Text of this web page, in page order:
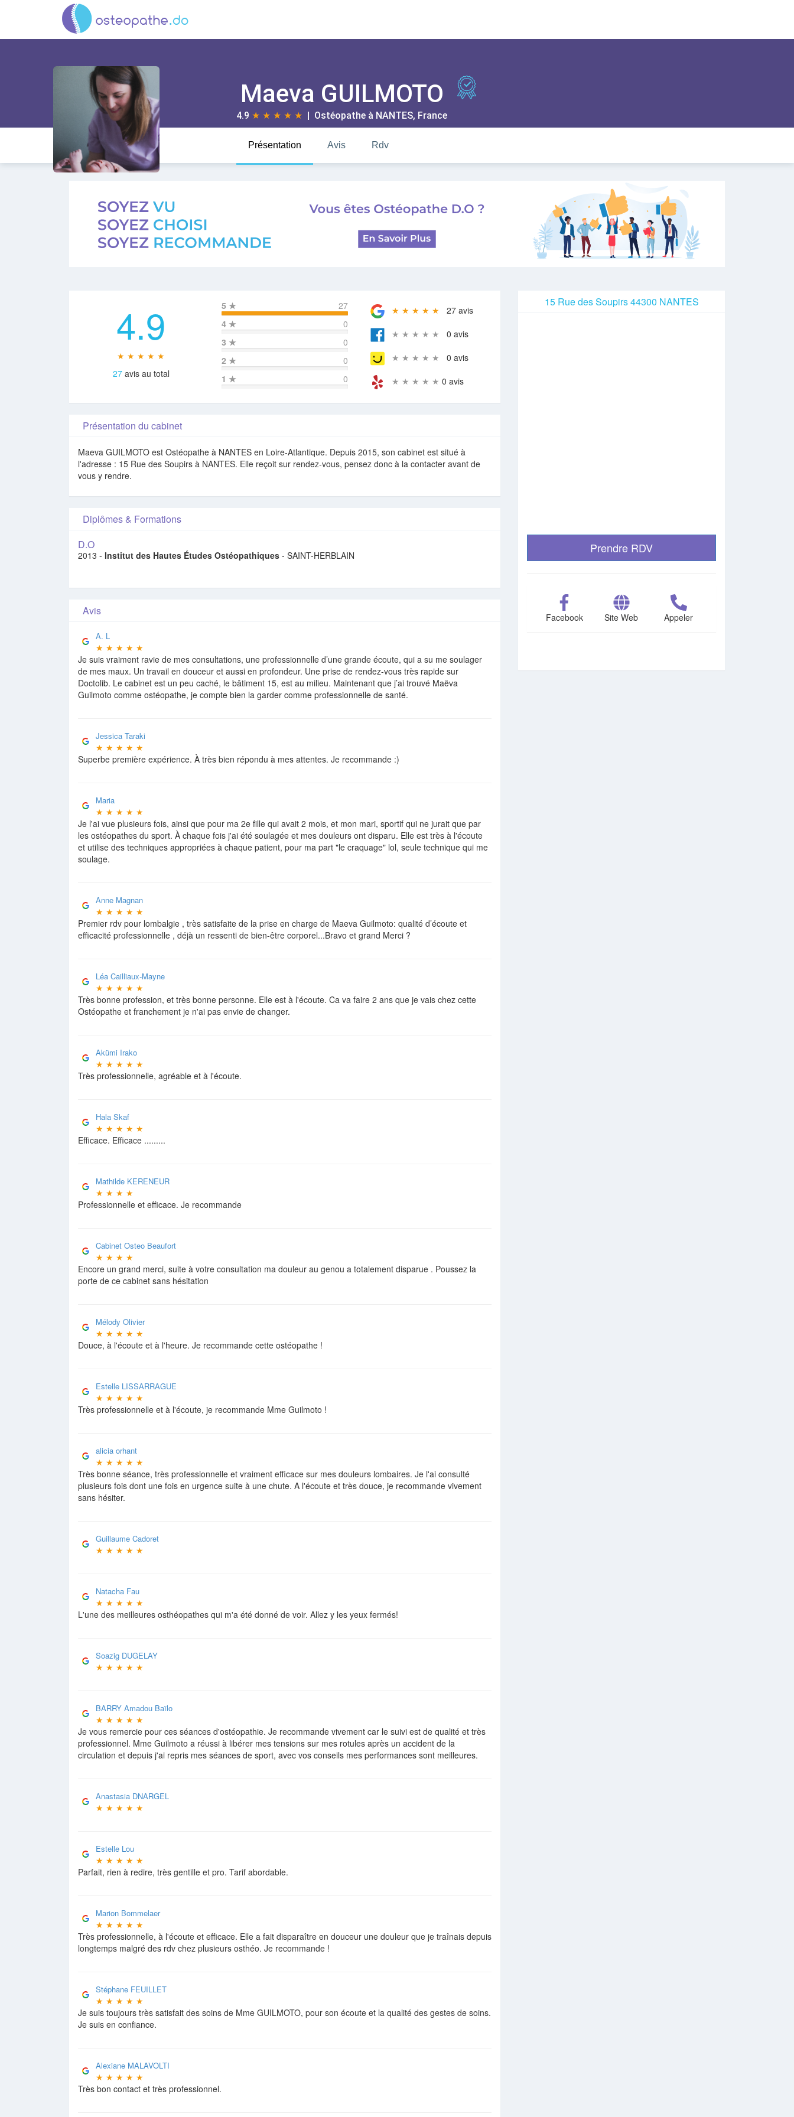
Maeva GUILMOTO
4.9 ★ ★ ★ ★ ★ | Ostéopathe à NANTES, France
Présentation Avis Rdv
4.9
★ ★ ★ ★ ★
27 avis au total
5 ★
27
4 ★
0
3 ★
0
2 ★
0
1 ★ 0
★ ★ ★ ★ ★ 27 avis
★ ★ ★ ★ ★ 0 avis
★ ★ ★ ★ ★ 0 avis
★ ★ ★ ★ ★ 0 avis
Présentation du cabinet
Maeva GUILMOTO est Ostéopathe à NANTES en Loire-Atlantique. Depuis 2015, son cabinet est situé à
l'adresse : 15 Rue des Soupirs à NANTES. Elle reçoit sur rendez-vous, pensez donc à la contacter avant de
vous y rendre.
Diplômes & Formations
D.O
2013 - Institut des Hautes Études Ostéopathiques - SAINT-HERBLAIN
Avis
A. L
★ ★ ★ ★ ★
Je suis vraiment ravie de mes consultations, une professionnelle d’une grande écoute, qui a su me soulager
de mes maux. Un travail en douceur et aussi en profondeur. Une prise de rendez-vous très rapide sur
Doctolib. Le cabinet est un peu caché, le bâtiment 15, est au milieu. Maintenant que j’ai trouvé Maëva
Guilmoto comme ostéopathe, je compte bien la garder comme professionnelle de santé.
Jessica Taraki
★ ★ ★ ★ ★
Superbe première expérience. À très bien répondu à mes attentes. Je recommande :)
Maria
★ ★ ★ ★ ★
Je l'ai vue plusieurs fois, ainsi que pour ma 2e fille qui avait 2 mois, et mon mari, sportif qui ne jurait que par
les ostéopathes du sport. À chaque fois j'ai été soulagée et mes douleurs ont disparu. Elle est très à l'écoute
et utilise des techniques appropriées à chaque patient, pour ma part "le craquage" lol, seule technique qui me
soulage.
Anne Magnan
★ ★ ★ ★ ★
Premier rdv pour lombalgie , très satisfaite de la prise en charge de Maeva Guilmoto: qualité d’écoute et
efficacité professionnelle , déjà un ressenti de bien-être corporel...Bravo et grand Merci ?
Léa Cailliaux-Mayne
★ ★ ★ ★ ★
Très bonne profession, et très bonne personne. Elle est à l'écoute. Ca va faire 2 ans que je vais chez cette
Ostéopathe et franchement je n'ai pas envie de changer.
Akümi Irako
★ ★ ★ ★ ★
Très professionnelle, agréable et à l'écoute.
Hala Skaf
★ ★ ★ ★ ★
Efficace. Efficace .........
Mathilde KERENEUR
★ ★ ★ ★
Professionnelle et efficace. Je recommande
Cabinet Osteo Beaufort
★ ★ ★ ★
Encore un grand merci, suite à votre consultation ma douleur au genou a totalement disparue . Poussez la
porte de ce cabinet sans hésitation
Mélody Olivier
★ ★ ★ ★ ★
Douce, à l'écoute et à l'heure. Je recommande cette ostéopathe !
Estelle LISSARRAGUE
★ ★ ★ ★ ★
Très professionnelle et à l'écoute, je recommande Mme Guilmoto !
alicia orhant
★ ★ ★ ★ ★
Très bonne séance, très professionnelle et vraiment efficace sur mes douleurs lombaires. Je l'ai consulté
plusieurs fois dont une fois en urgence suite à une chute. A l'écoute et très douce, je recommande vivement
sans hésiter.
Guillaume Cadoret
★ ★ ★ ★ ★
Natacha Fau
★ ★ ★ ★ ★
L'une des meilleures osthéopathes qui m'a été donné de voir. Allez y les yeux fermés!
Soazig DUGELAY
★ ★ ★ ★ ★
BARRY Amadou Baïlo
★ ★ ★ ★ ★
Je vous remercie pour ces séances d'ostéopathie. Je recommande vivement car le suivi est de qualité et très
professionnel. Mme Guilmoto a réussi à libérer mes tensions sur mes rotules après un accident de la
circulation et depuis j'ai repris mes séances de sport, avec vos conseils mes performances sont meilleures.
Anastasia DNARGEL
★ ★ ★ ★ ★
Estelle Lou
★ ★ ★ ★ ★
Parfait, rien à redire, très gentille et pro. Tarif abordable.
Marion Bommelaer
★ ★ ★ ★ ★
Très professionnelle, à l'écoute et efficace. Elle a fait disparaître en douceur une douleur que je traînais depuis
longtemps malgré des rdv chez plusieurs osthéo. Je recommande !
Stéphane FEUILLET
★ ★ ★ ★ ★
Je suis toujours très satisfait des soins de Mme GUILMOTO, pour son écoute et la qualité des gestes de soins.
Je suis en confiance.
Alexiane MALAVOLTI
★ ★ ★ ★ ★
Très bon contact et très professionnel.
15 Rue des Soupirs 44300 NANTES
Prendre RDV
Facebook Site Web Appeler